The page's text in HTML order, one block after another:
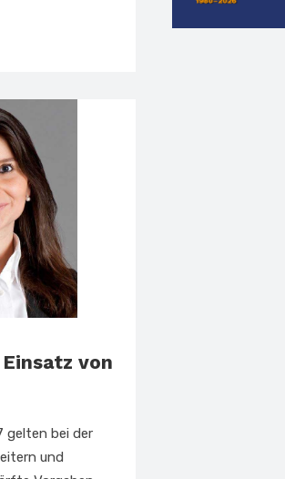
von
gelten bei der
und